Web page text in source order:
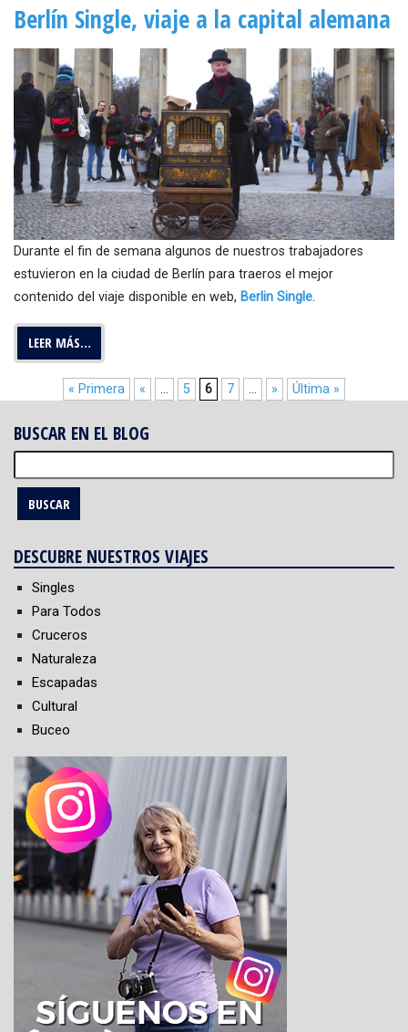
Berlín Single, viaje a la capital alemana
Durante el fin de semana algunos de nuestros trabajadores
estuvieron en la ciudad de Berlín para traeros el mejor
contenido del viaje disponible en web, Berlin Single.
LEER MÁS…
« Primera « ... 5 6 7 ... » Última »
BUSCAR EN EL BLOG
DESCUBRE NUESTROS VIAJES
Singles
Para Todos
Cruceros
Naturaleza
Escapadas
Cultural
Buceo